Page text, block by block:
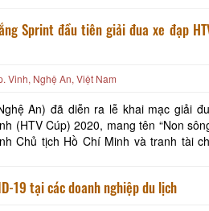
Sprint đầu tiên giải đua xe đạp
Vinh, Nghệ An, Việt Nam
An) đã diễn ra lễ khai mạc giải
(HTV Cúp) 2020, mang tên “Non
Chủ tịch Hồ Chí Minh và tranh tài
19 tại các doanh nghiệp du lịch